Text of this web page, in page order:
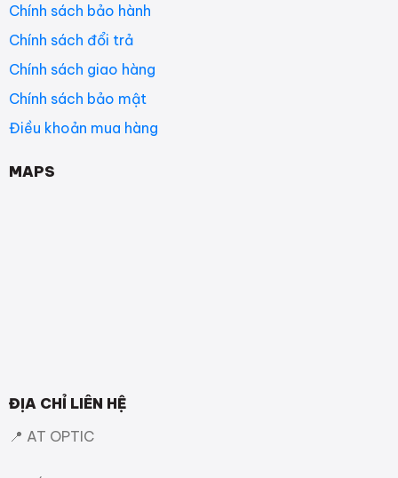
ĐỊA CHỈ LIÊN HỆ
📍 AT OPTIC
Chính sách bảo hành
Chính sách đổi trả
Chính sách giao hàng
Chính sách bảo mật
Điều khoản mua hàng
MAPS